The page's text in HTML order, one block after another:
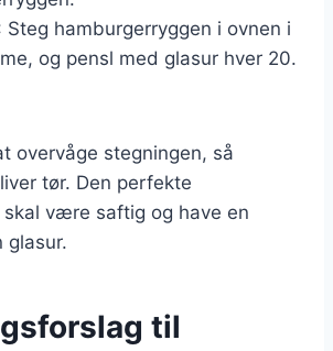
Steg hamburgerryggen i ovnen i
og pensl med glasur hver 20.
overvåge stegningen, så
tør. Den perfekte
skal være saftig og have en
glasur.
til